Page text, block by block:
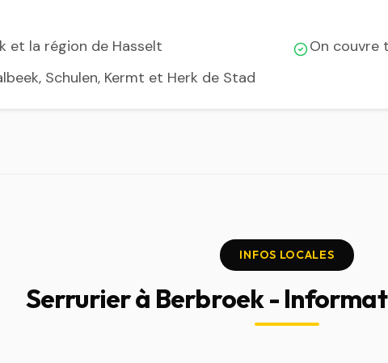
et la région de Hasselt
On couvre
Schulen, Kermt et Herk de Stad
INFOS LOCALES
Serrurier à Berbroek -